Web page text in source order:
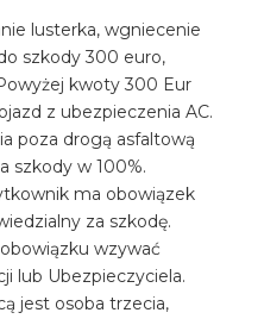
lusterka, wgniecenie
szkody 300 euro,
kwoty 300 Eur
z ubezpieczenia AC.
poza drogą asfaltową
szkody w 100%.
ma obowiązek
za szkodę.
wzywać
lub Ubezpieczyciela.
jest osoba trzecia,